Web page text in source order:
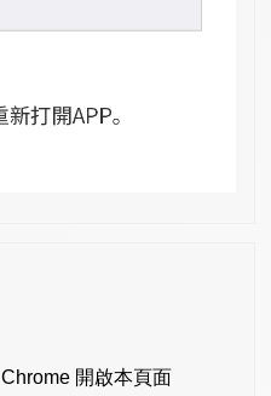
Chrome 開啟本頁面